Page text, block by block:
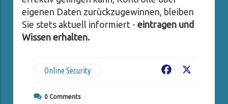
eigenen Daten zurückzugewinnen, bleiben
Sie stets aktuell informiert - eintragen und
Wissen erhalten.
Online Security Facebook
0 Comments